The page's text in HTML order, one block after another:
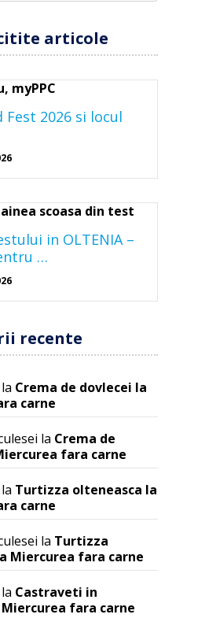
articole
Fest 2026 si locul
in OLTENIA –
…
recente
la Crema de dovlecei la
carne
la Crema de
fara carne
la Turtizza olteneasca la
carne
la Turtizza
Miercurea fara carne
la Castraveti in
fara carne